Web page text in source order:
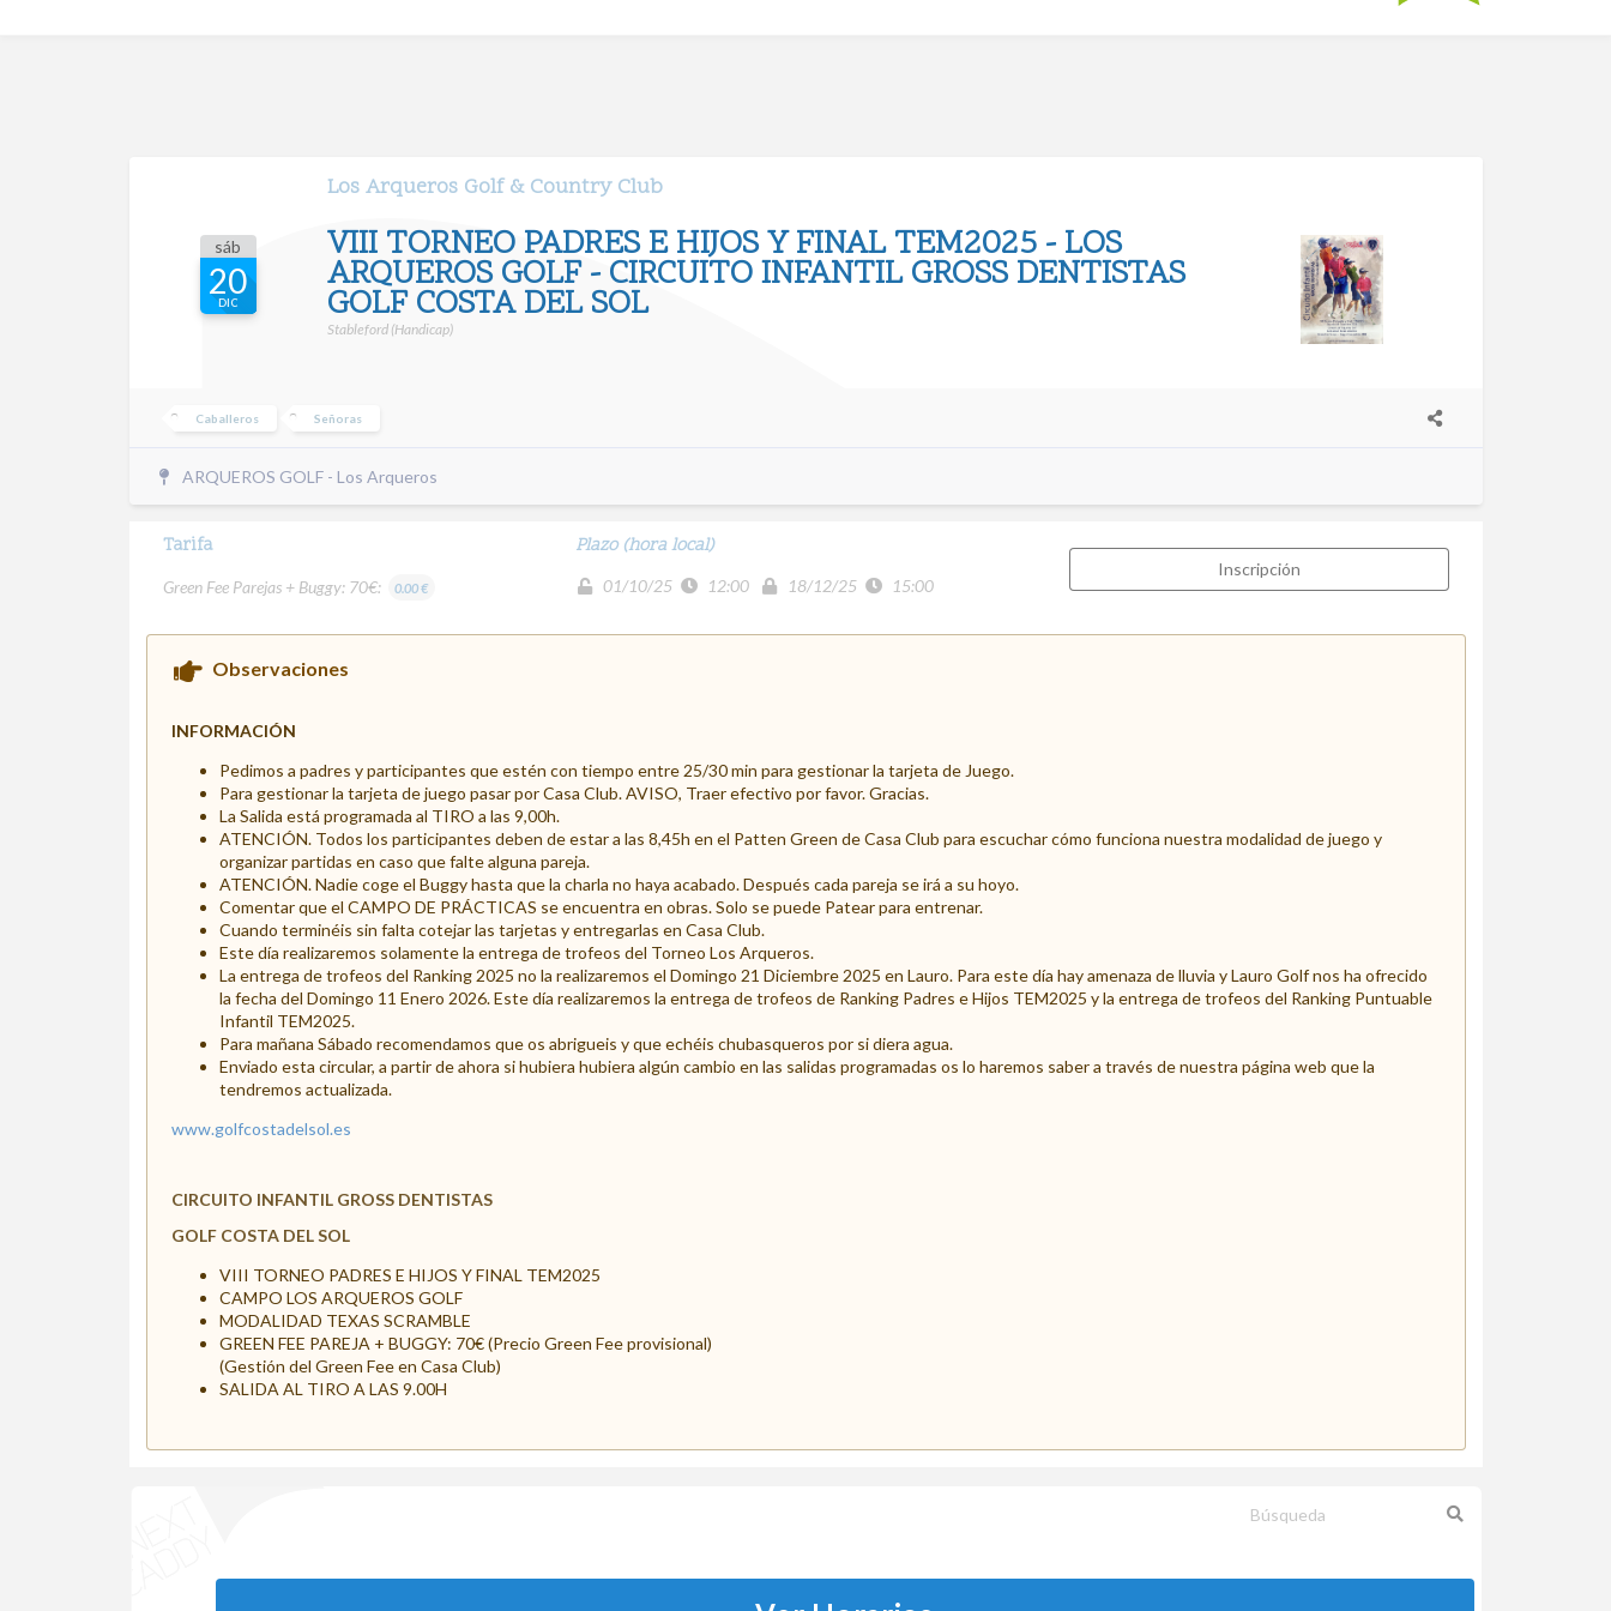
Los Arqueros Golf & Country Club
sáb
20
DIC
VIII TORNEO PADRES E HIJOS Y FINAL TEM2025 - LOS
ARQUEROS GOLF - CIRCUITO INFANTIL GROSS DENTISTAS
GOLF COSTA DEL SOL
Stableford (Handicap)
Caballeros Señoras
ARQUEROS GOLF - Los Arqueros
Tarifa
Green Fee Parejas + Buggy: 70€: 0.00 €
Plazo (hora local)
01/10/25 12:00 18/12/25 15:00
Inscripción
Observaciones
INFORMACIÓN
Pedimos a padres y participantes que estén con tiempo entre 25/30 min para gestionar la tarjeta de Juego.
Para gestionar la tarjeta de juego pasar por Casa Club. AVISO, Traer efectivo por favor. Gracias.
La Salida está programada al TIRO a las 9,00h.
ATENCIÓN. Todos los participantes deben de estar a las 8,45h en el Patten Green de Casa Club para escuchar cómo funciona nuestra modalidad de juego y
organizar partidas en caso que falte alguna pareja.
ATENCIÓN. Nadie coge el Buggy hasta que la charla no haya acabado. Después cada pareja se irá a su hoyo.
Comentar que el CAMPO DE PRÁCTICAS se encuentra en obras. Solo se puede Patear para entrenar.
Cuando terminéis sin falta cotejar las tarjetas y entregarlas en Casa Club.
Este día realizaremos solamente la entrega de trofeos del Torneo Los Arqueros.
La entrega de trofeos del Ranking 2025 no la realizaremos el Domingo 21 Diciembre 2025 en Lauro. Para este día hay amenaza de lluvia y Lauro Golf nos ha ofrecido
la fecha del Domingo 11 Enero 2026. Este día realizaremos la entrega de trofeos de Ranking Padres e Hijos TEM2025 y la entrega de trofeos del Ranking Puntuable
Infantil TEM2025.
Para mañana Sábado recomendamos que os abrigueis y que echéis chubasqueros por si diera agua.
Enviado esta circular, a partir de ahora si hubiera hubiera algún cambio en las salidas programadas os lo haremos saber a través de nuestra página web que la
tendremos actualizada.
www.golfcostadelsol.es
CIRCUITO INFANTIL GROSS DENTISTAS
GOLF COSTA DEL SOL
VIII TORNEO PADRES E HIJOS Y FINAL TEM2025
CAMPO LOS ARQUEROS GOLF
MODALIDAD TEXAS SCRAMBLE
GREEN FEE PAREJA + BUGGY: 70€ (Precio Green Fee provisional)
(Gestión del Green Fee en Casa Club)
SALIDA AL TIRO A LAS 9.00H